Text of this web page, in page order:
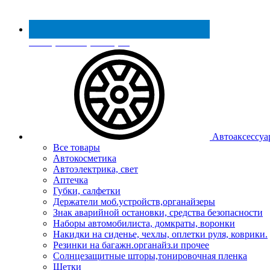
Реестр МинПромТорга
Все товары
Автокосметика
Автоэлектрика, свет
Аптечка
Губки, салфетки
Держатели моб.устройств,органайзеры
Знак аварийной остановки, средства безопасности
Наборы автомобилиста, домкраты, воронки
Накидки на сиденье, чехлы, оплетки руля, коврики.
Резинки на багажн.органайз.и прочее
Солнцезащитные шторы,тонировочная пленка
Щетки